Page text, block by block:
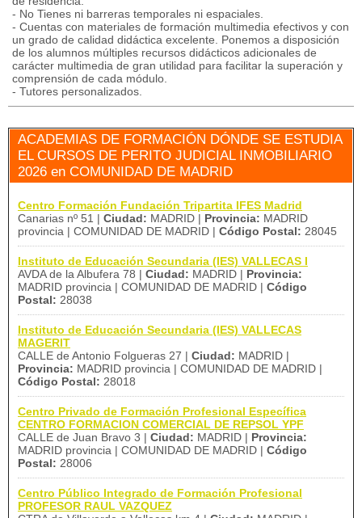
- No Tienes ni barreras temporales ni espaciales.
- Cuentas con materiales de formación multimedia efectivos y con
un grado de calidad didáctica excelente. Ponemos a disposición
de los alumnos múltiples recursos didácticos adicionales de
carácter multimedia de gran utilidad para facilitar la superación y
comprensión de cada módulo.
- Tutores personalizados.
ACADEMIAS DE FORMACIÓN DÓNDE SE ESTUDIA
EL CURSOS DE PERITO JUDICIAL INMOBILIARIO
2026 en COMUNIDAD DE MADRID
Centro Formación Fundación Tripartita IFES Madrid
Canarias nº 51 | Ciudad: MADRID | Provincia: MADRID
provincia | COMUNIDAD DE MADRID | Código Postal: 28045
Instituto de Educación Secundaria (IES) VALLECAS I
AVDA de la Albufera 78 | Ciudad: MADRID | Provincia:
MADRID provincia | COMUNIDAD DE MADRID | Código
Postal: 28038
Instituto de Educación Secundaria (IES) VALLECAS
MAGERIT
CALLE de Antonio Folgueras 27 | Ciudad: MADRID |
Provincia: MADRID provincia | COMUNIDAD DE MADRID |
Código Postal: 28018
Centro Privado de Formación Profesional Específica
CENTRO FORMACION COMERCIAL DE REPSOL YPF
CALLE de Juan Bravo 3 | Ciudad: MADRID | Provincia:
MADRID provincia | COMUNIDAD DE MADRID | Código
Postal: 28006
Centro Público Integrado de Formación Profesional
PROFESOR RAUL VAZQUEZ